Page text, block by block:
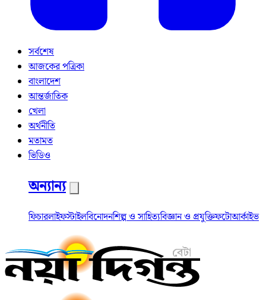
সর্বশেষ
আজকের পত্রিকা
বাংলাদেশ
আন্তর্জাতিক
খেলা
অর্থনীতি
মতামত
ভিডিও
অন্যান্য
ফিচারলাইফস্টাইলবিনোদনশিল্প ও সাহিত্যবিজ্ঞান ও প্রযুক্তিফটোআর্কাইভ